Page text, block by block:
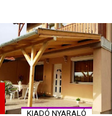
KIADÓ NYARALÓ